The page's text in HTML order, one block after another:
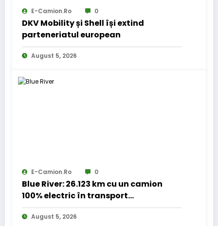
E-Camion.ro 0
DKV Mobility și Shell își extind
parteneriatul european
August 5, 2026
E-Camion.ro 0
Blue River: 26.123 km cu un camion
100% electric în transport
internațional
August 5, 2026